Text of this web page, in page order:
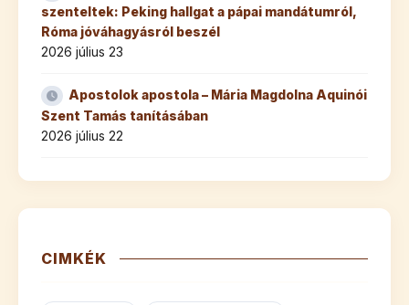
szenteltek: Peking hallgat a pápai mandátumról,
Róma jóváhagyásról beszél
2026 július 23
Apostolok apostola – Mária Magdolna Aquinói
Szent Tamás tanításában
2026 július 22
CIMKÉK